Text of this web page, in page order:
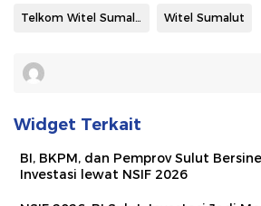
Telkom Witel Sumalut Witel Sumalut
Widget Terkait
BI, BKPM, dan Pemprov Sulut
Investasi lewat NSIF 2026